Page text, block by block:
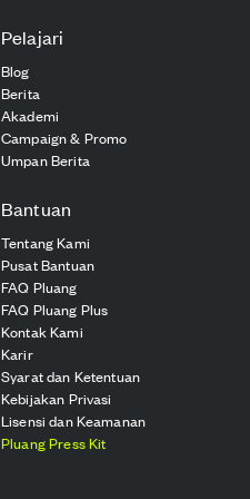
Pelajari
Blog
Berita
Akademi
Campaign & Promo
Umpan Berita
Bantuan
Tentang Kami
Pusat Bantuan
FAQ Pluang
FAQ Pluang Plus
Kontak Kami
Karir
Syarat dan Ketentuan
Kebijakan Privasi
Lisensi dan Keamanan
Pluang Press Kit